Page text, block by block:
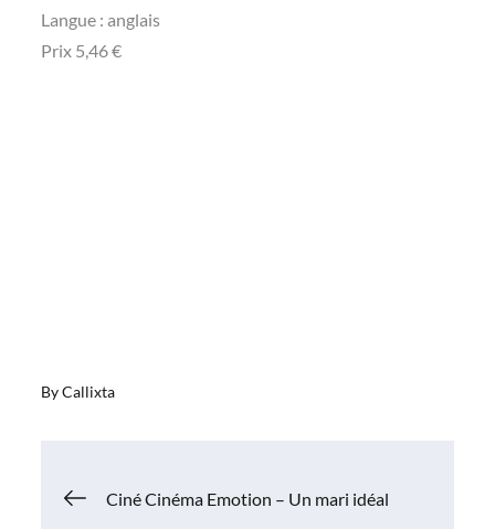
Langue : anglais
Prix 5,46 €
ByCallixta
Navigation
Ciné Cinéma Emotion – Un mari idéal